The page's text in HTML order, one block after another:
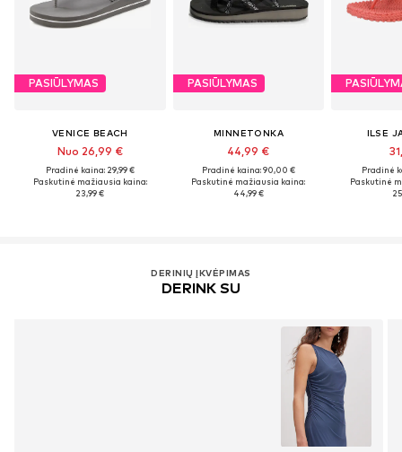
PASIŪLYMAS
VENICE BEACH
Nuo 26,99 €
Pradinė kaina: 29,99 €
Paskutinė mažiausia kaina:
23,99 €
PASIŪLYMAS
MINNETONKA
44,99 €
Pradinė kaina: 90,00 €
Paskutinė mažiausia kaina:
44,99 €
ILSE
Pradinė
Paskutinė
DERINIŲ ĮKVĖPIMAS
DERINK SU